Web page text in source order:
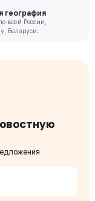
география
всей России,
Беларуси.